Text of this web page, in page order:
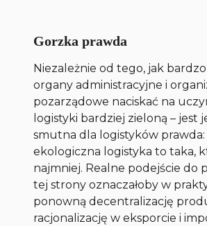
Gorzka prawda
Niezależnie od tego, jak
organy administracyjne i
pozarządowe naciskać na
logistyki bardziej zieloną – jest
smutna dla logistyków
ekologiczna logistyka to taka,
najmniej. Realne podejście do
tej strony oznaczałoby w
ponowną decentralizację
racjonalizację w eksporcie i